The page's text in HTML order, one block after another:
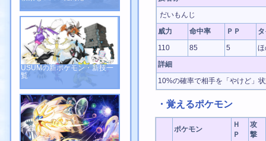
USUMの新ポケモン・新技一
覧
だいもんじ
威力
命中率 ＰＰ
110
85 5
詳細
10%の確率で相手を「やけど」
・覚えるポケモン
ポケモン
Ｈ
Ｐ
攻
撃